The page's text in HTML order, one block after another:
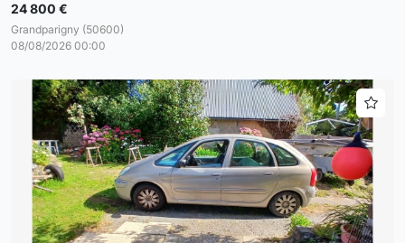
24 800 €
Grandparigny (50600)
08/08/2026 00:00